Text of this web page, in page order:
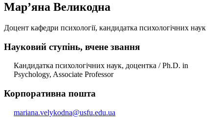
Мар’яна Великодна
Доцент кафедри психології, кандидатка психологічних наук
Науковий ступінь, вчене звання
Кандидатка психологічних наук, доцентка / Ph.D. in
Psychology, Associate Professor
Корпоративна пошта
mariana.velykodna@usfu.edu.ua